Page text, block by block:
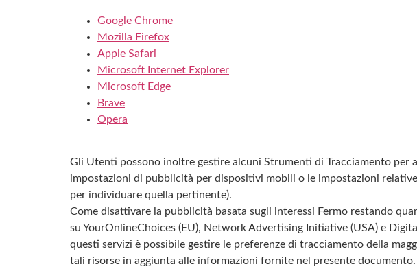
Google Chrome
Mozilla Firefox
Apple Safari
Microsoft Internet Explorer
Microsoft Edge
Brave
Opera
Gli Utenti possono inoltre gestire alcuni Strumenti di Tracciamento
impostazioni di pubblicità per dispositivi mobili o le impostazioni
per individuare quella pertinente).
Come disattivare la pubblicità basata sugli interessi Fermo restando
su YourOnlineChoices (EU), Network Advertising Initiative (USA) e
questi servizi è possibile gestire le preferenze di tracciamento della
tali risorse in aggiunta alle informazioni fornite nel presente documento.